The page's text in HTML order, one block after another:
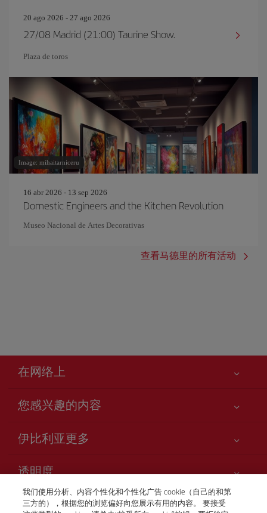
20 ago 2026 - 27 ago 2026
27/08 Madrid (21:00) Taurine Show.
Plaza de toros
Image: mihaitarniceru
16 abr 2026 - 13 sep 2026
Domestic Engineers and the Kitchen Revolution
Museo Nacional de Artes Decorativas
查看马德里的所有活动
在网络上
您感兴趣的内容
网站访问声明
服务承诺
伊比利亚更多
股东和投资者
透明度
法律信息
客户服务中心
我们使用分析、内容个性化和个性化广告 cookie（自己的和第
三方的），根据您的浏览偏好向您展示有用的内容。 要接受